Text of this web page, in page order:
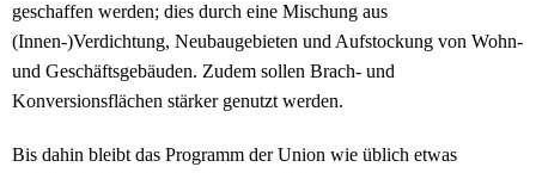
geschaffen werden; dies durch eine Mischung aus
(Innen-)Verdichtung, Neubaugebieten und Aufstockung von Wohn-
und Geschäftsgebäuden. Zudem sollen Brach- und
Konversionsflächen stärker genutzt werden.
Bis dahin bleibt das Programm der Union wie üblich etwas